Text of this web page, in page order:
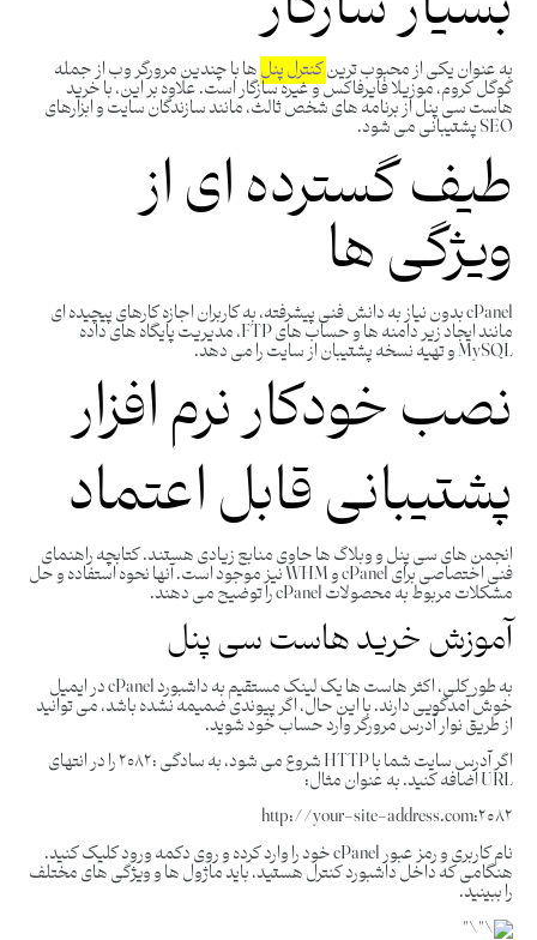
به عنوان یکی از محبوب ترینکنترل پنلها با چندین مرورگر وب از جمله
گوگل کروم، موزیلا فایرفاکس و غیره سازگار است. علاوه بر این، با خرید
هاست سی پنل از برنامه های شخص ثالث، مانند سازندگان سایت و ابزارهای
SEO پشتیبانی می شود.
طیف گسترده ای از
ویژگی ها
cPanel بدون نیاز به دانش فنی پیشرفته، به کاربران اجازه کارهای پیچیده ای
مانند ایجاد زیر دامنه ها و حساب های FTP، مدیریت پایگاه های داده
MySQL و تهیه نسخه پشتیبان از سایت را می دهد.
نصب خودکار نرم افزار
پشتیبانی قابل اعتماد
انجمن های سی پنل و وبلاگ ها حاوی منابع زیادی هستند. کتابچه راهنمای
فنی اختصاصی برای cPanel و WHM نیز موجود است. آنها نحوه استفاده و حل
مشکلات مربوط به محصولات cPanel را توضیح می دهند.
آموزش خرید هاست سی پنل
به طور کلی، اکثر هاست ها یک لینک مستقیم به داشبورد cPanel در ایمیل
خوش آمدگویی دارند. با این حال، اگر پیوندی ضمیمه نشده باشد، می توانید
از طریق نوار آدرس مرورگر وارد حساب خود شوید.
اگر آدرس سایت شما با HTTP شروع می شود، به سادگی :۲۰۸۲ را در انتهای
URL اضافه کنید. به عنوان مثال:
http://your-site-address.com:2082
نام کاربری و رمز عبور cPanel خود را وارد کرده و روی دکمه ورود کلیک کنید.
هنگامی که داخل داشبورد کنترل هستید، باید ماژول ها و ویژگی های مختلف
را ببینید.